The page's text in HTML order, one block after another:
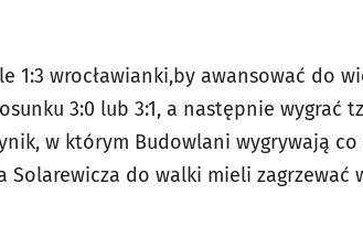
1:3 wrocławianki,by awansować do
3:0 lub 3:1, a następnie wygrać
w którym Budowlani wygrywają
Solarewicza do walki mieli